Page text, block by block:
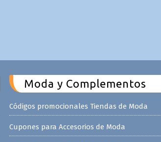
Moda y Complementos
Códigos promocionales Tiendas de Moda
Cupones para Accesorios de Moda